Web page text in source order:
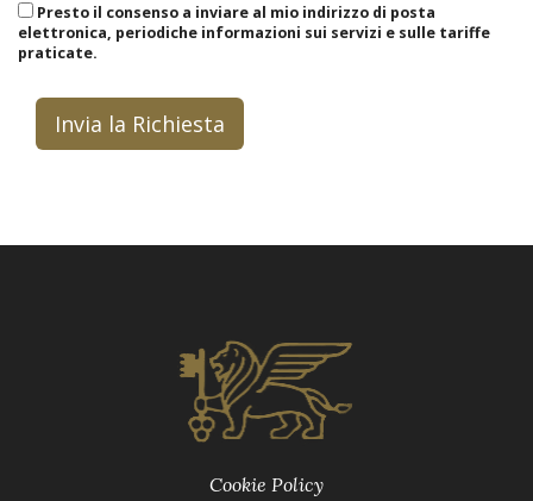
Presto il consenso a inviare al mio indirizzo di posta
elettronica, periodiche informazioni sui servizi e sulle tariffe
praticate.
Invia la Richiesta
Cookie Policy